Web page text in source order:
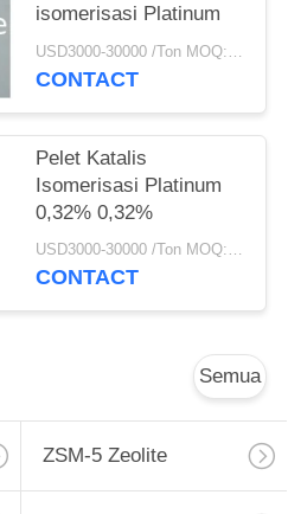
isomerisasi Platinum
USD3000-30000 /Ton MOQ:1 KG
CONTACT
Pelet Katalis
Isomerisasi Platinum
0,32% 0,32%
USD3000-30000 /Ton MOQ:1 KG
CONTACT
Semua
ZSM-5 Zeolite